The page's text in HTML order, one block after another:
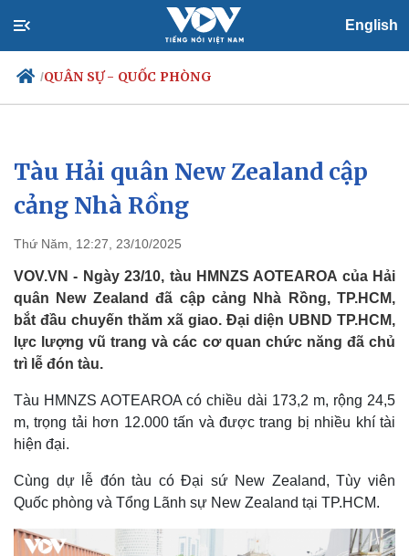
English
/QUÂN SỰ - QUỐC PHÒNG
Chính trị
Đảng
Tổ chức nhân sự
Nhận diện sự thật
Xã hội
Việc làm
Biển đảo
Tàu Hải quân New Zealand cập
cảng Nhà Rồng
Thứ Năm, 12:27, 23/10/2025
VOV.VN - Ngày 23/10, tàu HMNZS AOTEAROA của Hải
quân New Zealand đã cập cảng Nhà Rồng, TP.HCM,
bắt đầu chuyến thăm xã giao. Đại diện UBND TP.HCM,
lực lượng vũ trang và các cơ quan chức năng đã chủ
trì lễ đón tàu.
Tàu HMNZS AOTEAROA có chiều dài 173,2 m, rộng 24,5
m, trọng tải hơn 12.000 tấn và được trang bị nhiều khí tài
hiện đại.
Cùng dự lễ đón tàu có Đại sứ New Zealand, Tùy viên
Quốc phòng và Tổng Lãnh sự New Zealand tại TP.HCM.